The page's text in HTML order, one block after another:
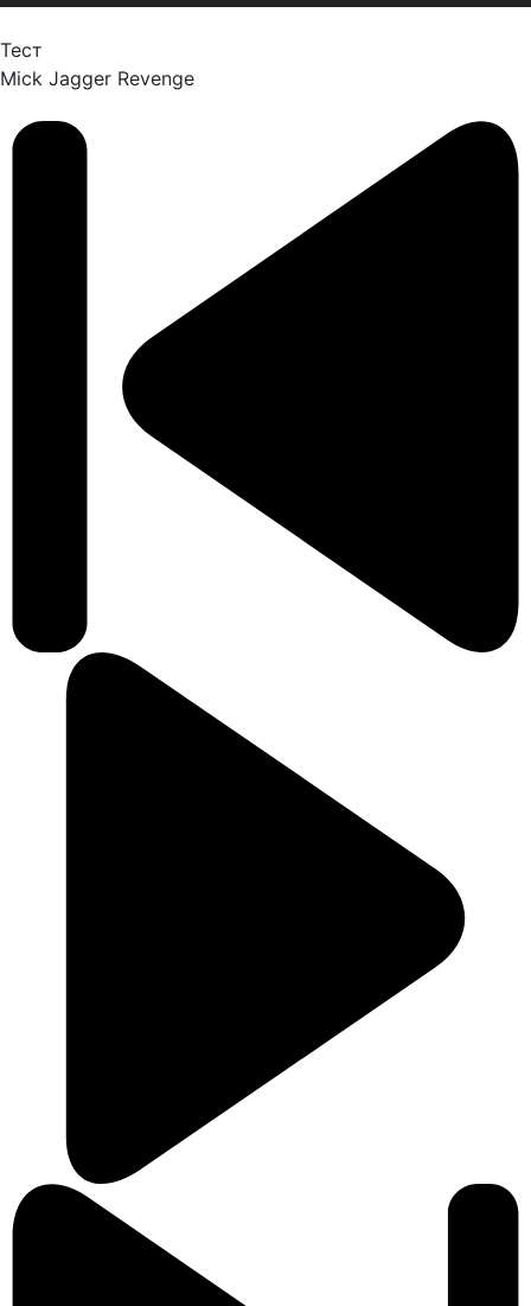
Тест
Mick Jagger Revenge